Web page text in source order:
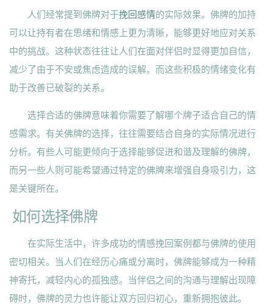
人们经常提到佛牌对于挽回感情的实际效果。佛牌的加持
可以让持有者在思绪和情感上更为清晰，能够更好地应对关系
中的挑战。这种状态往往让人们在面对伴侣时显得更加自信，
减少了由于不安或焦虑造成的误解。而这些积极的情绪变化有
助于改善已破裂的关系。
选择合适的佛牌意味着你需要了解哪个牌子适合自己的情
感需求。有关佛牌的选择，往往需要结合自身的实际情况进行
分析。有些人可能更倾向于选择能够促进和谐及理解的佛牌，
而另一些人则可能希望通过特定的佛牌来增强自身吸引力，这
是关键所在。
如何选择佛牌
在实际生活中，许多成功的情感挽回案例都与佛牌的使用
密切相关。当人们在经历心痛或分离时，佛牌能够成为一种精
神寄托，减轻内心的孤独感。当伴侣之间的沟通与理解出现障
碍时，佛牌的灵力也许能让双方回归初心，重新拥抱彼此。